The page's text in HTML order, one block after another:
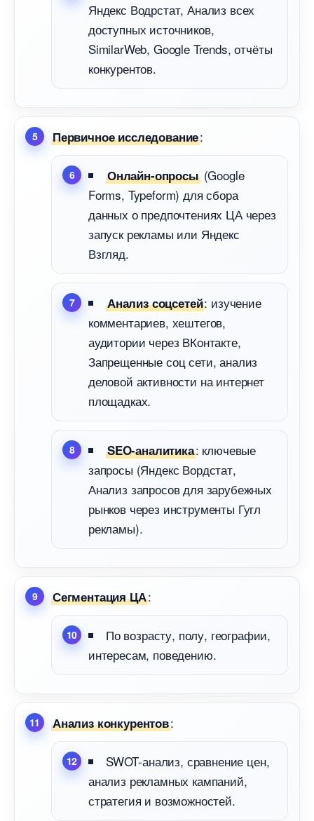
Яндекс Водрстат, Анализ всех
доступных источников,
SimilarWeb, Google Trends, отчёты
конкурентов.
Первичное исследование:
Онлайн-опросы(Google
Forms, Typeform) для сбора
данных о предпочтениях ЦА через
запуск рекламы или Яндекс
згляд.
Анализ соцсетей: изучение
комментариев, хештегов,
аудитории через ВКонтакте,
Запрещенные соц сети, анализ
деловой активности на интернет
площадках.
SEO-аналитика: ключевые
запросы (Яндекс Вордстат,
Анализ запросов для зарубежных
рынков через инструменты Гугл
рекламы).
Сегментация ЦА:
По возрасту, полу, географии,
интересам, поведению.
Анализ конкуренто:
SWOT-анализ, сравнение цен,
анализ рекламных кампаний,
стратегия и возможностей.